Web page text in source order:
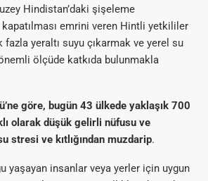
Hindistan’daki şişeleme
emrini veren Hintli yetkililer
fazla yeraltı suyu çıkarmak ve yerel su
ölçüde katkıda bulunmakla
göre, bugün 43 ülkede yaklaşık 700
olarak düşük gelirli nüfusu ve
stresi ve kıtlığından muzdarip.
yaşayan insanlar veya yerler için uygun